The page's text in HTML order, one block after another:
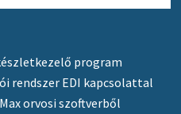
program
rendszer EDI kapcsolattal
orvosi szoftverből